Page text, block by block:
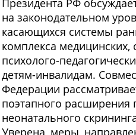
на законодательном
касающихся системы
комплекса медицинских,
психолого-
детям-инвалидам.
Федерации
поэтапного
неонатального
Уверена, меры,